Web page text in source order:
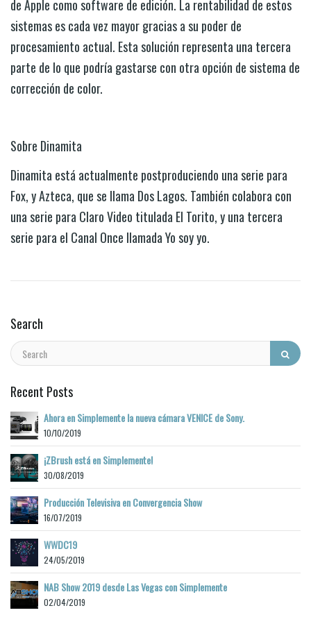
de Apple como software de edición. La rentabilidad de estos
sistemas es cada vez mayor gracias a su poder de
procesamiento actual. Esta solución representa una tercera
parte de lo que podría gastarse con otra opción de sistema de
corrección de color.
Sobre Dinamita
Dinamita está actualmente postproduciendo una serie para
Fox, y Azteca, que se llama Dos Lagos. También colabora con
una serie para Claro Video titulada El Torito, y una tercera
serie para el Canal Once llamada Yo soy yo.
Search
Recent Posts
Ahora en Simplemente la nueva cámara VENICE de Sony.
10/10/2019
¡ZBrush está en Simplemente!
30/08/2019
Producción Televisiva en Convergencia Show
16/07/2019
WWDC19
24/05/2019
NAB Show 2019 desde Las Vegas con Simplemente
02/04/2019